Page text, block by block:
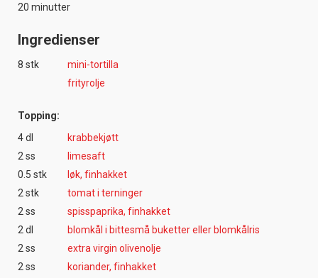
20 minutter
Ingredienser
8 stk
mini-tortilla
frityrolje
Topping:
4 dl
krabbekjøtt
2 ss
limesaft
0.5 stk
løk, finhakket
2 stk
tomat i terninger
2 ss
spisspaprika, finhakket
2 dl
blomkål i bittesmå buketter eller blomkålris
2 ss
extra virgin olivenolje
2 ss
koriander, finhakket